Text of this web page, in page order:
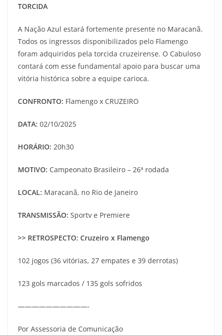
TORCIDA
A Nação Azul estará fortemente presente no Maracanã.
Todos os ingressos disponibilizados pelo Flamengo
foram adquiridos pela torcida cruzeirense. O Cabuloso
contará com esse fundamental apoio para buscar uma
vitória histórica sobre a equipe carioca.
CONFRONTO: Flamengo x CRUZEIRO
DATA: 02/10/2025
HORÁRIO: 20h30
MOTIVO: Campeonato Brasileiro – 26ª rodada
LOCAL: Maracanã, no Rio de Janeiro
TRANSMISSÃO: Sportv e Premiere
>> RETROSPECTO: Cruzeiro x Flamengo
102 jogos (36 vitórias, 27 empates e 39 derrotas)
123 gols marcados / 135 gols sofridos
——————————-
Por Assessoria de Comunicação